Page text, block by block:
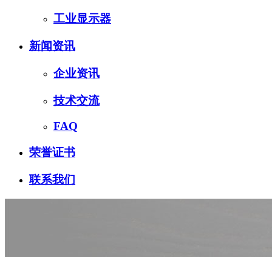
工业显示器
新闻资讯
企业资讯
技术交流
FAQ
荣誉证书
联系我们